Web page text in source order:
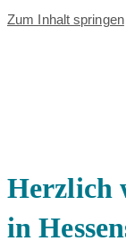
Zum Inhalt springen
Herzlich
in